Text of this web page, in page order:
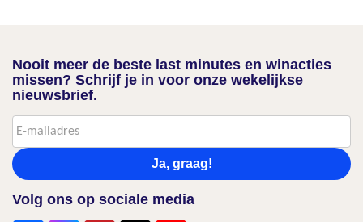
Nooit meer de beste last minutes en winacties
missen? Schrijf je in voor onze wekelijkse
nieuwsbrief.
Ja, graag!
Volg ons op sociale media